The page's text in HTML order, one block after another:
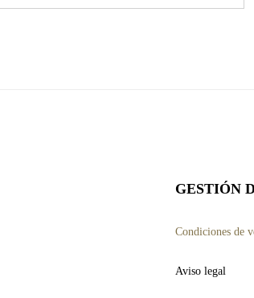
GESTIÓN
Condiciones de
Aviso legal